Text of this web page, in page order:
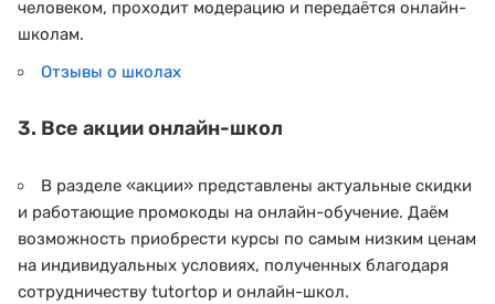
человеком, проходит модерацию и передаётся онлайн-
школам.
Отзывы о школах
3. Все акции онлайн-школ
В разделе «акции» представлены актуальные скидки
и работающие промокоды на онлайн-обучение. Даём
возможность приобрести курсы по самым низким ценам
на индивидуальных условиях, полученных благодаря
сотрудничеству tutortop и онлайн-школ.